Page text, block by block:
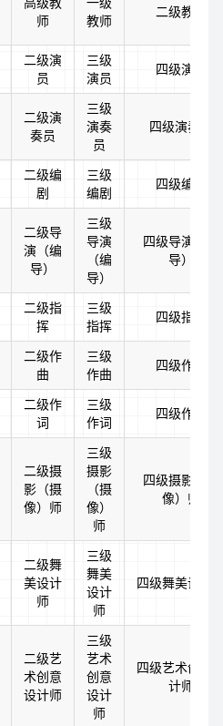
师
教师
二级教师
二级演
员
三级
演员
四级演员
二级演
奏员
三级
演奏
员
四级演奏员
二级编
剧
三级
编剧
四级编剧
二级导
演（编
导）
三级
导演
（编
导）
四级导演（编
导）
二级指
挥
三级
指挥
四级指挥
二级作
曲
三级
作曲
四级作曲
二级作
词
三级
作词
四级作词
二级摄
影（摄
像）师
三级
摄影
（摄
像）
师
四级摄影（摄
像）师
二级舞
美设计
师
三级
舞美
设计
师
四级舞美设计
二级艺
术创意
设计师
三级
艺术
创意
设计
师
四级艺术创意
计师